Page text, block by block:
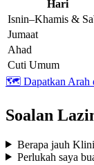
Hari
Isnin–Khamis &
Jumaat
Ahad
Cuti Umum
🗺️ Dapatkan Arah
Soalan
Berapa jauh
Perlukah saya